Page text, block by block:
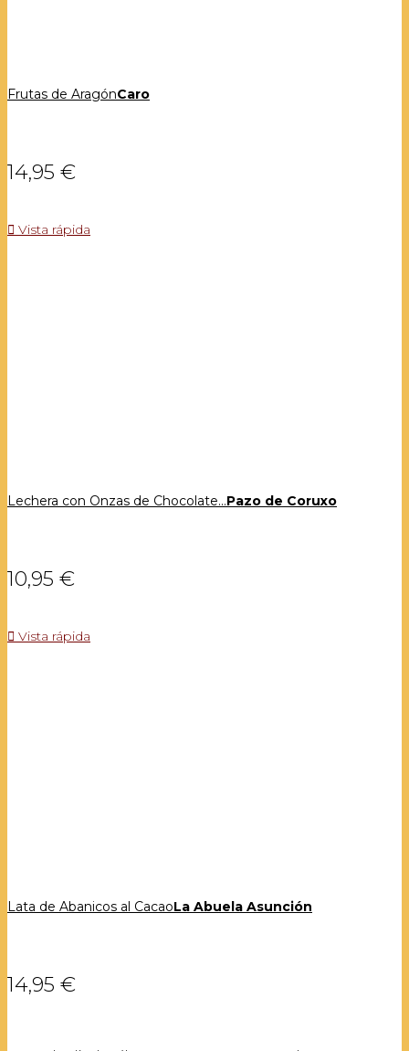
Frutas de AragónCaro
14,95 €
 Vista rápida
Lechera con Onzas de Chocolate...Pazo de Coruxo
10,95 €
 Vista rápida
Lata de Abanicos al CacaoLa Abuela Asunción
14,95 €